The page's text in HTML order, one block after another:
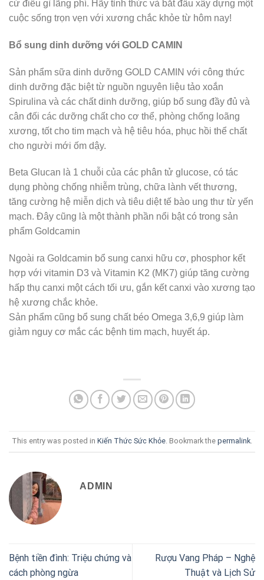
cứ điều gì lãng phí. Hãy tỉnh thức và bắt đầu xây dựng một
cuộc sống trọn vẹn với xương chắc khỏe từ hôm nay!
Bổ sung dinh dưỡng với GOLD CAMIN
Sản phẩm sữa dinh dưỡng GOLD CAMIN với công thức
dinh dưỡng đặc biệt từ nguồn nguyên liệu tảo xoắn
Spirulina và các chất dinh dưỡng, giúp bổ sung đầy đủ và
cân đối các dưỡng chất cho cơ thể, phòng chống loãng
xương, tốt cho tim mạch và hệ tiêu hóa, phục hồi thể chất
cho người mới ốm dậy.
Beta Glucan là 1 chuỗi của các phân tử glucose, có tác
dụng phòng chống nhiễm trùng, chữa lành vết thương,
tăng cường hệ miễn dịch và tiêu diệt tế bào ung thư từ yến
mạch. Đây cũng là một thành phần nổi bật có trong sản
phẩm Goldcamin
Ngoài ra Goldcamin bổ sung canxi hữu cơ, phosphor kết
hợp với vitamin D3 và Vitamin K2 (MK7) giúp tăng cường
hấp thụ canxi một cách tối ưu, gắn kết canxi vào xương tạo
hệ xương chắc khỏe.
Sản phẩm cũng bổ sung chất béo Omega 3,6,9 giúp làm
giảm nguy cơ mắc các bệnh tim mạch, huyết áp.
This entry was posted in Kiến Thức Sức Khỏe. Bookmark the permalink.
ADMIN
Bệnh tiền đình: Triệu chứng và
cách phòng ngừa
Rượu Vang Pháp – Nghệ
Thuật và Lịch Sử